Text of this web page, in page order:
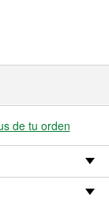
de tu orden